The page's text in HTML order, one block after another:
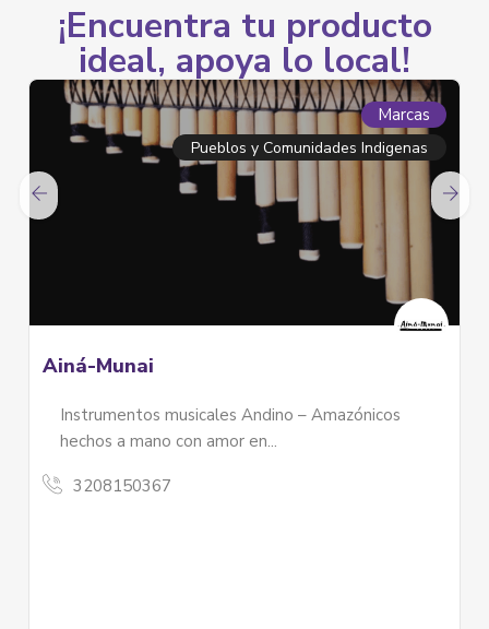
¡Encuentra tu producto
ideal, apoya lo local!
Marcas
Medios de Comunicación Comunitarios
Los Mártires
Periódico Comunitario Notas de Acción